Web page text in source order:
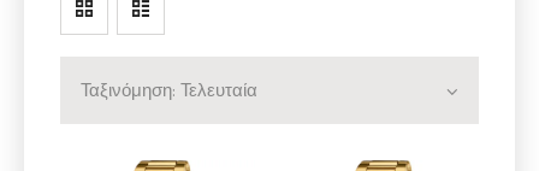
SERVICE
ΕΠΙΚΟΙΝΩΝΊΑ
ΧΟΝΔΡΙΚΉ